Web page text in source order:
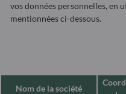
vos données personnelles, en
mentionnées ci-dessous.
Nom de la société